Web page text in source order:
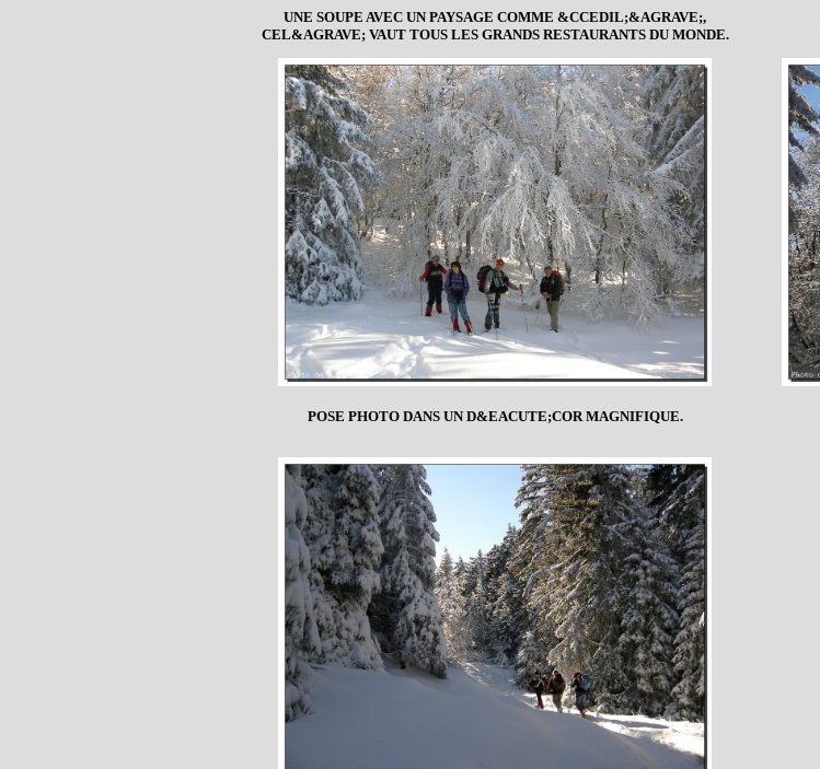
UNE SOUPE AVEC UN PAYSAGE COMME &CCEDIL;&AGRAVE;,
CEL&AGRAVE; VAUT TOUS LES GRANDS RESTAURANTS DU MONDE.
POSE PHOTO DANS UN D&EACUTE;COR MAGNIFIQUE.